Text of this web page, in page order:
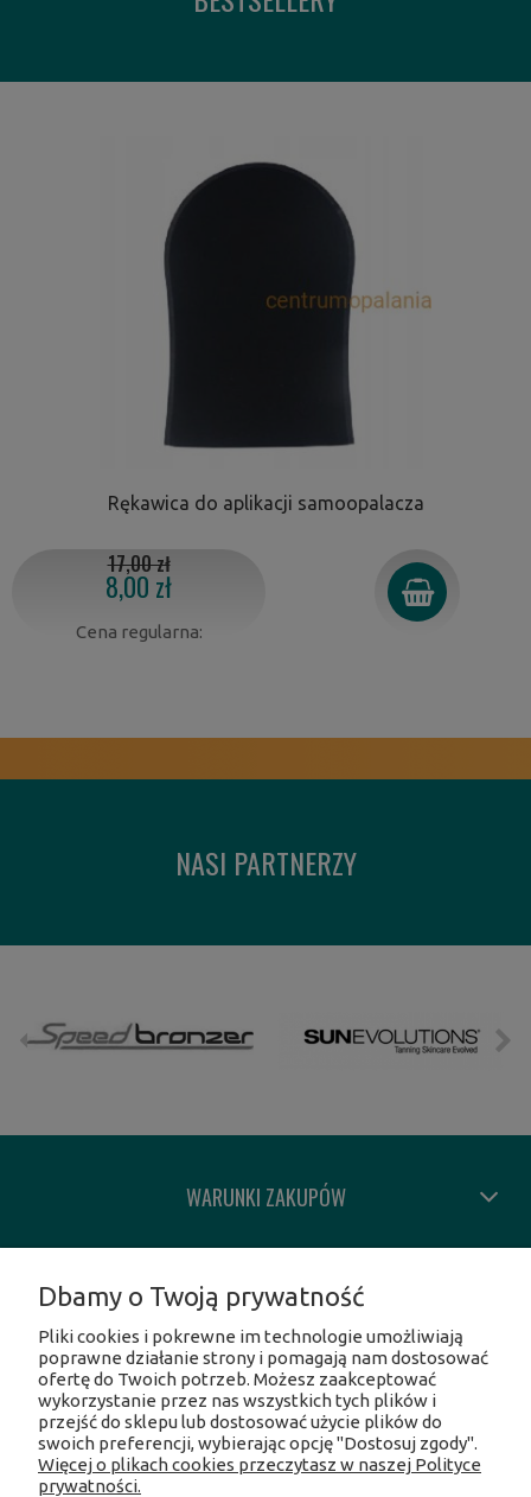
Rękawica do aplikacji samoopalacza
8,00 zł
Cena regularna:
17,00 zł
NASI PARTNERZY
WARUNKI ZAKUPÓW
INFORMACJE O SKLEPIE
SOCIAL MEDIA
Facebook
Dbamy o Twoją prywatność
Pliki cookies i pokrewne im technologie umożliwiają
poprawne działanie strony i pomagają nam dostosować
ofertę do Twoich potrzeb. Możesz zaakceptować
wykorzystanie przez nas wszystkich tych plików i
przejść do sklepu lub dostosować użycie plików do
swoich preferencji, wybierając opcję "Dostosuj zgody".
Więcej o plikach cookies przeczytasz w naszej Polityce
prywatności.